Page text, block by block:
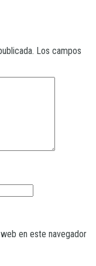
Los campos
en este navegador